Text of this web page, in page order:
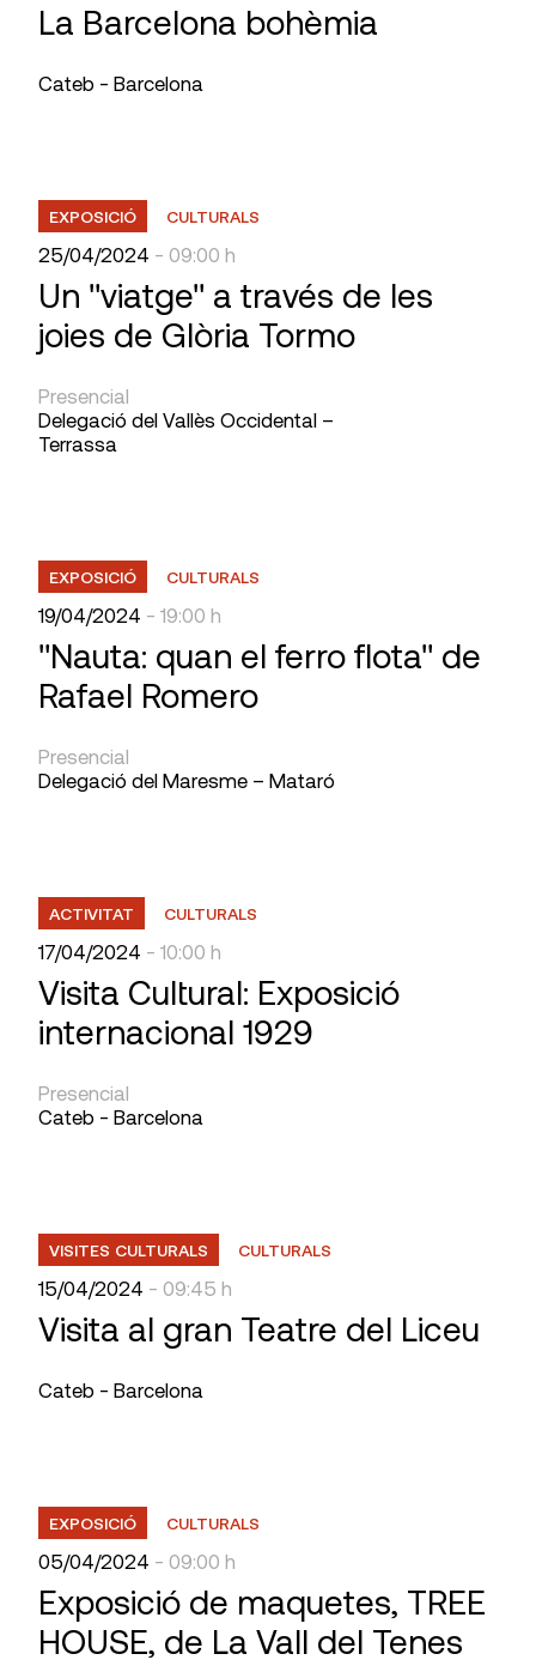
La Barcelona bohèmia
Cateb - Barcelona
EXPOSICIÓ CULTURALS
25/04/2024 - 09:00 h
Un "viatge" a través de les
joies de Glòria Tormo
Presencial
Delegació del Vallès Occidental –
Terrassa
EXPOSICIÓ CULTURALS
19/04/2024 - 19:00 h
"Nauta: quan el ferro flota" de
Rafael Romero
Presencial
Delegació del Maresme – Mataró
ACTIVITAT CULTURALS
17/04/2024 - 10:00 h
Visita Cultural: Exposició
internacional 1929
Presencial
Cateb - Barcelona
VISITES CULTURALS CULTURALS
15/04/2024 - 09:45 h
Visita al gran Teatre del Liceu
Cateb - Barcelona
EXPOSICIÓ CULTURALS
05/04/2024 - 09:00 h
Exposició de maquetes, TREE
HOUSE, de La Vall del Tenes